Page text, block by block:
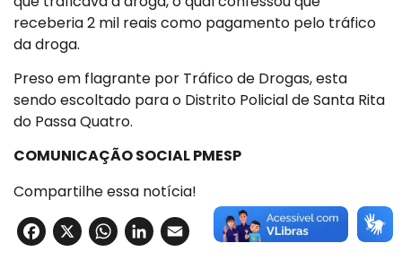
receberia 2 mil reais como pagamento pelo tráfico
da droga.
Preso em flagrante por Tráfico de Drogas, esta
sendo escoltado para o Distrito Policial de Santa Rita
do Passa Quatro.
COMUNICAÇÃO SOCIAL PMESP
Compartilhe essa notícia!
Facebook
X WhatsApp
LinkedIn
Email